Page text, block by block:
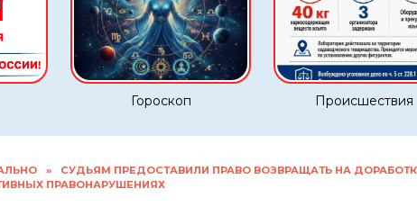
Гороскоп Происшествия
»
СУДЬЯМ ПРЕДОСТАВИЛИ ПРАВО ВОЗВРАЩАТЬ НА
ПРАВОНАРУШЕНИЯХ